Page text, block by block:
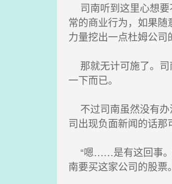
司南听到这里心想要
常的商业行为，如果
力量挖出一点杜姆公司
那就无计可施了。司
一下而已。
不过司南虽然没有办
司出现负面新闻的话
“嗯……是有这回事。
南要买这家公司的股票。